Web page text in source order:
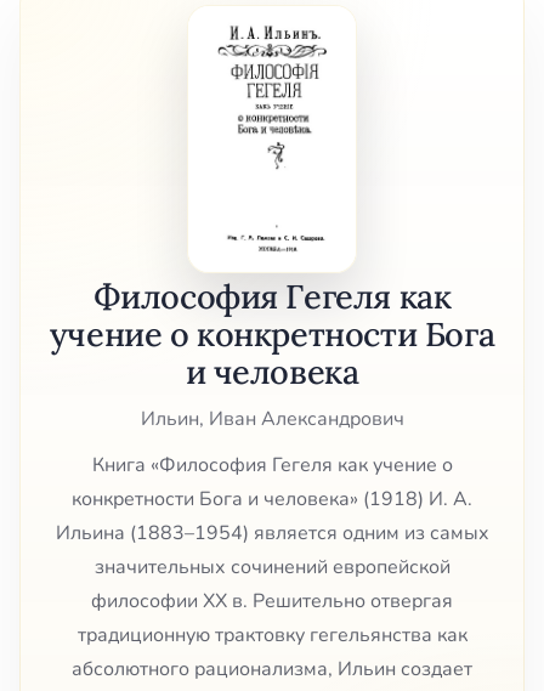
Философия Гегеля как
учение о конкретности Бога
и человека
Ильин, Иван Александрович
Книга «Философия Гегеля как учение о
конкретности Бога и человека» (1918) И. А.
Ильина (1883–1954) является одним из самых
значительных сочинений европейской
философии XX в. Решительно отвергая
традиционную трактовку гегельянства как
абсолютного рационализма, Ильин создает